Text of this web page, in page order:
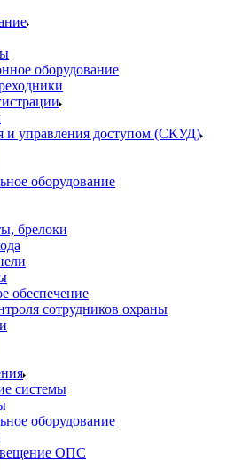
оборудование
и управления доступом (СКУД)
оборудование
брелоки
обеспечение
сотрудников охраны
системы
оборудование
ОПС